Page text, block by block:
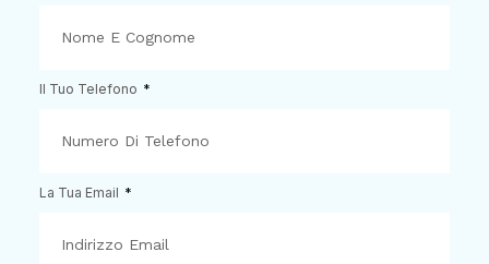
Il Tuo Telefono
La Tua Email